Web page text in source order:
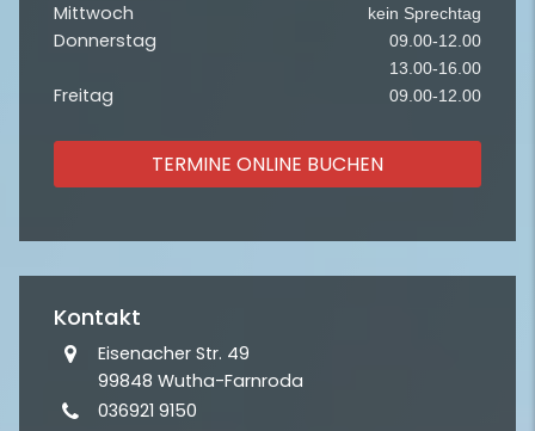
Mittwoch kein Sprechtag
Donnerstag
09.00-12.00
13.00-16.00
Freitag 09.00-12.00
TERMINE ONLINE BUCHEN
Kontakt
Eisenacher Str. 49
99848 Wutha-Farnroda
036921 9150